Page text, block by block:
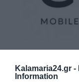
Kalamaria24.gr -
Information